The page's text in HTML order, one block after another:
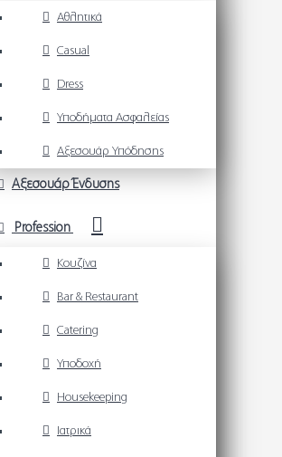
Αθλητικά
Casual
Dress
Υποδήματα Ασφαλείας
Αξεσουάρ Υπόδησης
Αξεσουάρ Ένδυσης
Profession
Κουζίνα
Bar & Restaurant
Catering
Υποδοχή
Housekeeping
Ιατρικά